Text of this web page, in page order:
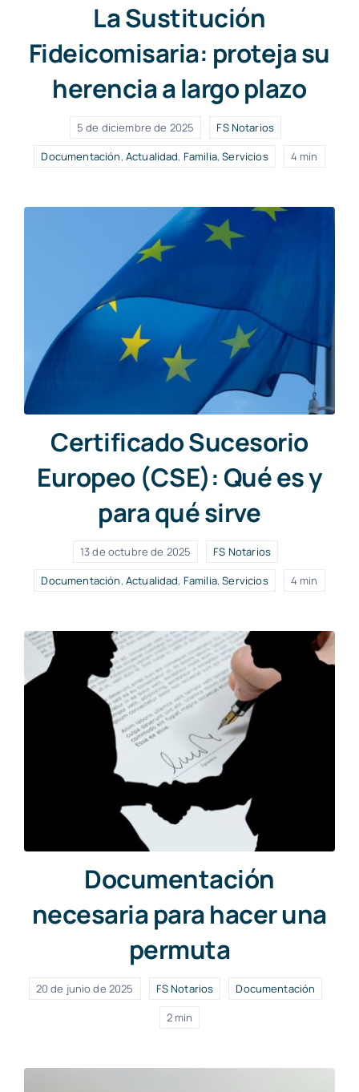
La Sustitución
Fideicomisaria: proteja su
herencia a largo plazo
5 de diciembre de 2025
FS Notarios
Documentación, Actualidad, Familia,Servicios 4 min
Certificado Sucesorio
Europeo (CSE): Qué es y
para qué sirve
13 de octubre de 2025
FS Notarios
Documentación, Actualidad, Familia,Servicios 4 min
Documentación
necesaria para hacer una
permuta
20 de junio de 2025 FS Notarios
Documentación
2 min